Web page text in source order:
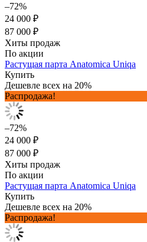
–72%
24 000 ₽
87 000 ₽
Хиты продаж
По акции
Растущая парта Anatomica Uniqa
Купить
Дешевле всех на 20%
Распродажа!
–72%
24 000 ₽
87 000 ₽
Хиты продаж
По акции
Растущая парта Anatomica Uniqa
Купить
Дешевле всех на 20%
Распродажа!